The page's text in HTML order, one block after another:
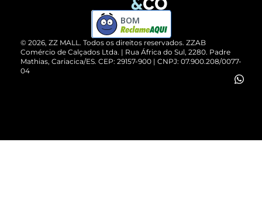
Cartão Presente
Vendas Corporativas
Compre pelo WhatsApp
© 2026, ZZ MALL. Todos os direitos reservados. ZZAB
Comércio de Calçados Ltda. | Rua África do Sul, 2280. Padre
Mathias, Cariacica/ES. CEP: 29157-900 | CNPJ: 07.900.208/0077-
04
BOM